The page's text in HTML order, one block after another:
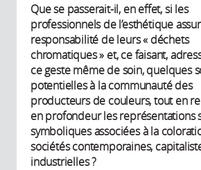
Que se passerait-il, en effet, si les
professionnels de l’esthétique
responsabilité de leurs « déchets
chromatiques » et, ce faisant,
ce geste même de soin, quelques
potentielles à la communauté des
producteurs de couleurs, tout en
en profondeur les représentations
symboliques associées à la
sociétés contemporaines,
industrielles ?